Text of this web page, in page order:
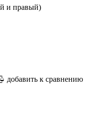
и правый)
добавить к сравнению